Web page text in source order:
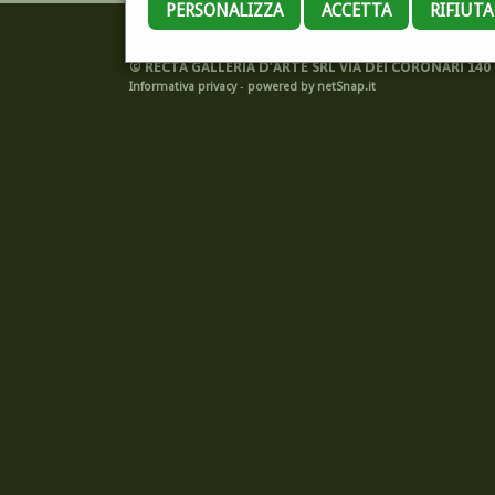
PERSONALIZZA ACCETTA
©RECTA GALLERIA D'ARTE SRL VIA DEI CORONARI
Informativa privacy- powered by netSnap.it